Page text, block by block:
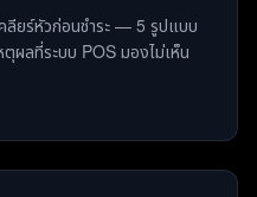
คลียร์หัวก่อนชำระ — 5 รูปแบบ
ผลที่ระบบ POS มองไม่เห็น